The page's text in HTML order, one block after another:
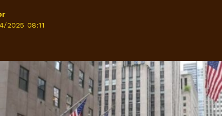
2025 08:11